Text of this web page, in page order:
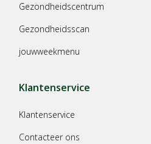
Gezondheidscentrum
Gezondheidsscan
jouwweekmenu
Klantenservice
Klantenservice
Contacteer ons